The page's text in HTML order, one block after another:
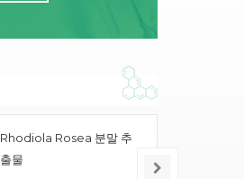
Rhodiola Rosea 분말 추
출물